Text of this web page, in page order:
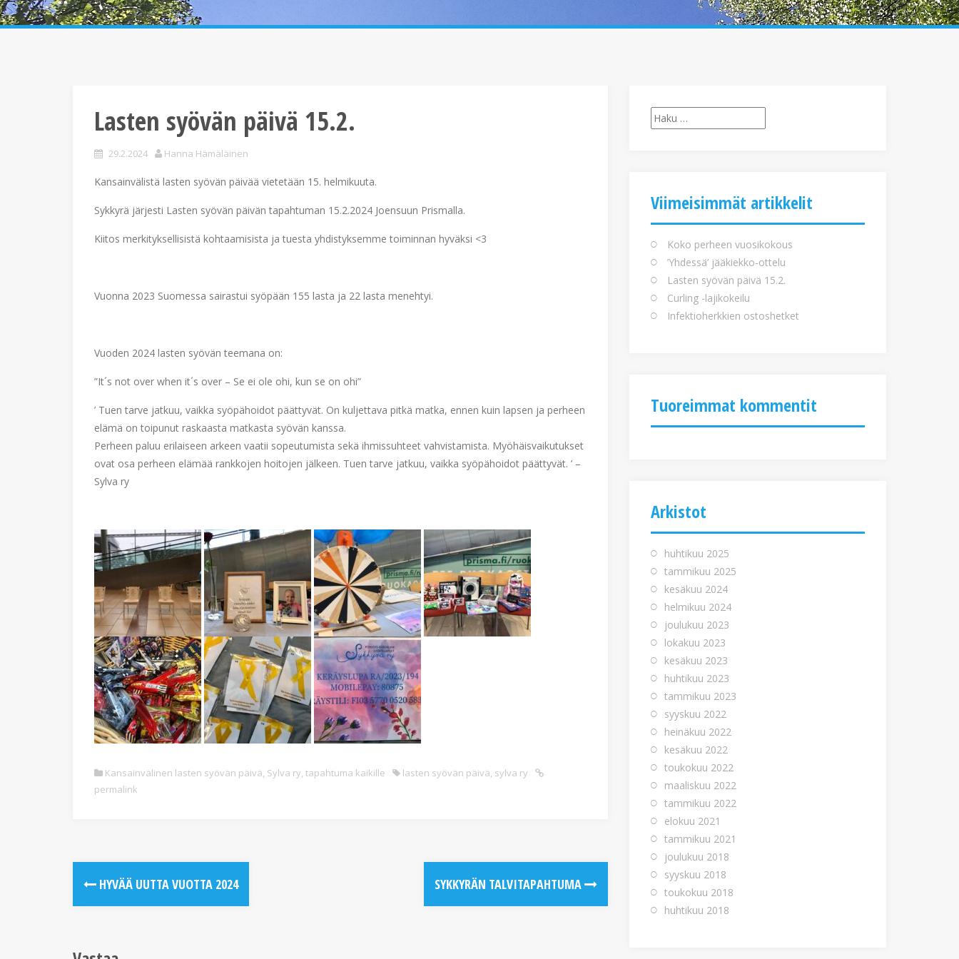
Lasten syövän päivä 15.2.
29.2.2024 Hanna Hämäläinen
Kansainvälistä lasten syövän päivää vietetään 15. helmikuuta.
Sykkyrä järjesti Lasten syövän päivän tapahtuman 15.2.2024 Joensuun Prismalla.
Kiitos merkityksellisistä kohtaamisista ja tuesta yhdistyksemme toiminnan hyväksi <3
Vuonna 2023 Suomessa sairastui syöpään 155 lasta ja 22 lasta menehtyi.
Vuoden 2024 lasten syövän teemana on:
”It´s not over when it´s over – Se ei ole ohi, kun se on ohi”
’ Tuen tarve jatkuu, vaikka syöpähoidot päättyvät. On kuljettava pitkä matka, ennen kuin lapsen ja perheen
elämä on toipunut raskaasta matkasta syövän kanssa.
Perheen paluu erilaiseen arkeen vaatii sopeutumista sekä ihmissuhteet vahvistamista. Myöhäisvaikutukset
ovat osa perheen elämää rankkojen hoitojen jälkeen. Tuen tarve jatkuu, vaikka syöpähoidot päättyvät. ’ –
Sylva ry
Kansainvälinen lasten syövän päivä, Sylva ry, tapahtuma kaikille lasten syövän päivä, sylva ry
permalink
HYVÄÄ UUTTA VUOTTA 2024 SYKKYRÄN TALVITAPAHTUMA
Haku:
Viimeisimmät artikkelit
Koko perheen vuosikokous
’Yhdessä’ jääkiekko-ottelu
Lasten syövän päivä 15.2.
Curling -lajikokeilu
Infektioherkkien ostoshetket
Tuoreimmat kommentit
Arkistot
huhtikuu 2025
tammikuu 2025
kesäkuu 2024
helmikuu 2024
joulukuu 2023
lokakuu 2023
kesäkuu 2023
huhtikuu 2023
tammikuu 2023
syyskuu 2022
heinäkuu 2022
kesäkuu 2022
toukokuu 2022
maaliskuu 2022
tammikuu 2022
elokuu 2021
tammikuu 2021
joulukuu 2018
syyskuu 2018
toukokuu 2018
huhtikuu 2018